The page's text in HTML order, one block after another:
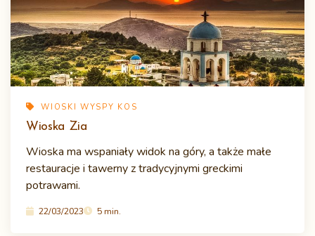
WIOSKI WYSPY KOS
Wioska Zia
Wioska ma wspaniały widok na góry, a także małe
restauracje i tawerny z tradycyjnymi greckimi
potrawami.
22/03/2023 5 min.